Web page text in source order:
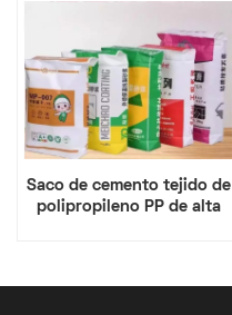
Saco de cemento tejido de
polipropileno PP de alta